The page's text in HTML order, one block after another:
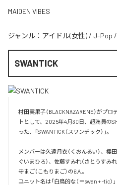
MAIDEN VIBES
ジャンル： アイドル(女性) / J-Pop /
SWANTICK
村田実果子（BLACKNAZARENE）がプ
トとして、2025年4月30日、超満員の
った、「SWANTICK（スワンチック）」。
メンバーは久遠月衣（くおんるい）、櫻
ぐいまひろ）、佐藤すみれ（さとうすみ
守まご（こもりまご）の6人。
ユニット名は「白鳥的な（＝swan + -tic